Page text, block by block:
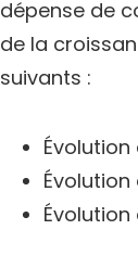
dépense de
de la
suivants :